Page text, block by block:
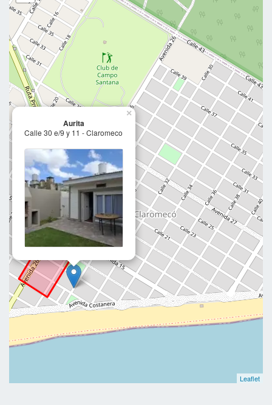
Aurita
Calle 30 e/9 y 11 - Claromeco
×
Leaflet